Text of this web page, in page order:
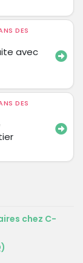
DES
avec
DES
chez C-